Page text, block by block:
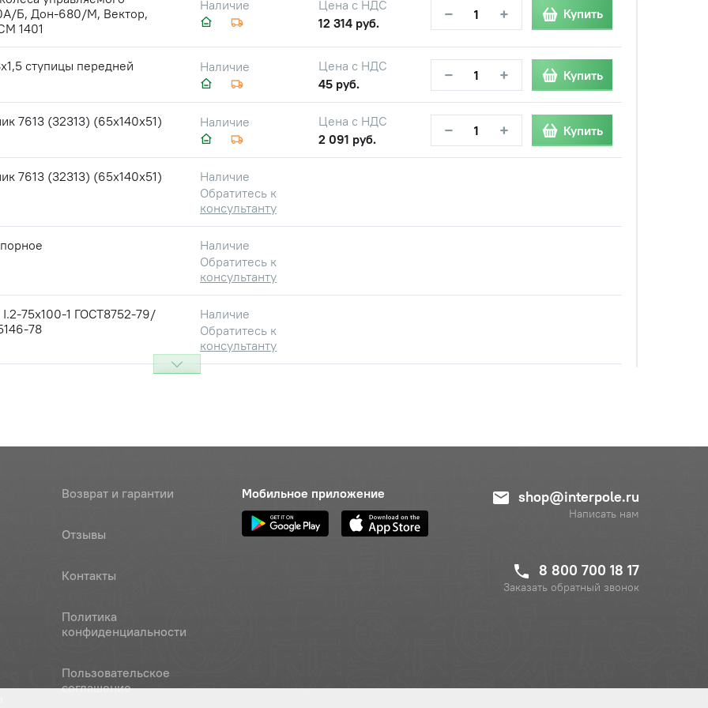
Б, Дон-680/М, Вектор,
1401
Наличие
Цена с НДС
12 314 руб.
− + Купить
ступицы передней Наличие
Цена с НДС
45 руб.
− + Купить
7613 (32313) (65х140х51) Наличие
Цена с НДС
2 091 руб.
− + Купить
7613 (32313) (65х140х51)
Наличие
Обратитесь к
консультанту
Наличие
Обратитесь к
консультанту
75х100-1 ГОСТ8752-79/
78
Наличие
Обратитесь к
консультанту
обоймой
Наличие
Обратитесь к
консультанту
Возврат и гарантии
Отзывы
Контакты
Политика
конфиденциальности
Пользовательское
соглашение
Мобильное приложение shop@interpole.ru
Написать нам
8 800 700 18 17
Заказать обратный звонок